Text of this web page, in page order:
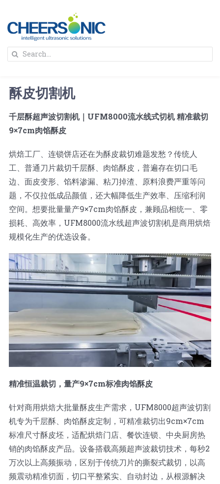
content
解决方案
蛋糕切割机
圆蛋糕切割机
蛋糕切块机
蛋糕切片机
三角蛋糕切割机
奶酪切片
圆形奶酪切片
块状奶酪切片
条状奶酪切片
挤出奶酪切片
三明治/披萨/寿司切割
披萨切割机
三明治切割机
寿司切割机
面团
常温面团切割
冷冻面团切割
糕点/糖果
牛轧糖切割
阿胶糕切片
超声波设备
公司新闻
关于我们
人才招聘
联系我们
Search
酥皮切割机
千层酥超声波切割机｜UFM8000流水线式切机 精准裁切
9×7cm肉馅酥皮
烘焙工厂、连锁饼店还在为酥皮裁切难题发愁？传统人
工、普通刀片裁切千层酥、肉馅酥皮，普遍存在切口毛
边、面皮变形、馅料渗漏、粘刀掉渣、原料浪费严重等问
题，不仅拉低成品颜值，还大幅降低生产效率、压缩利润
空间。想要批量量产9×7cm肉馅酥皮，兼顾品相统一、零
损耗、高效率，UFM8000流水线超声波切割机是商用烘焙
规模化生产的优选设备。
精准恒温裁切，量产9×7cm标准肉馅酥皮
针对商用烘焙大批量酥皮生产需求，UFM8000超声波切割
机专为千层酥、肉馅酥皮定制，可精准裁切出9cm×7cm
标准尺寸酥皮坯，适配烘焙门店、餐饮连锁、中央厨房热
销的肉馅酥皮产品。设备搭载高频超声波裁切技术，每秒2
万次以上高频振动，区别于传统刀片的撕裂式裁切，以高
频震动精准切面，切口平整紧实、自动封边，从根源解决